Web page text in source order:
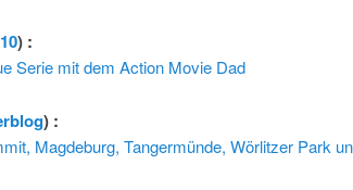
) :
Serie mit dem Action Movie Dad
) :
Magdeburg, Tangermünde, Wörlitzer Park